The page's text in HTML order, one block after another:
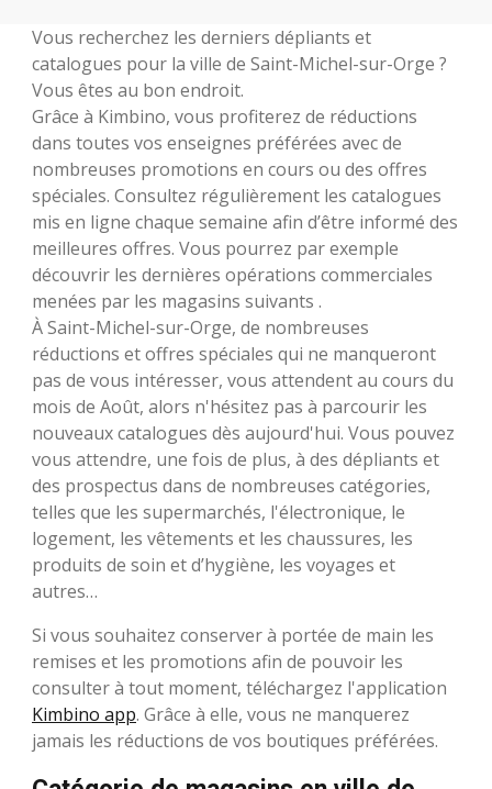
Vous recherchez les derniers dépliants et
catalogues pour la ville de Saint-Michel-sur-Orge ?
Vous êtes au bon endroit.
Grâce à Kimbino, vous profiterez de réductions
dans toutes vos enseignes préférées avec de
nombreuses promotions en cours ou des offres
spéciales. Consultez régulièrement les catalogues
mis en ligne chaque semaine afin d’être informé des
meilleures offres. Vous pourrez par exemple
découvrir les dernières opérations commerciales
menées par les magasins suivants .
À Saint-Michel-sur-Orge, de nombreuses
réductions et offres spéciales qui ne manqueront
pas de vous intéresser, vous attendent au cours du
mois de Août, alors n'hésitez pas à parcourir les
nouveaux catalogues dès aujourd'hui. Vous pouvez
vous attendre, une fois de plus, à des dépliants et
des prospectus dans de nombreuses catégories,
telles que les supermarchés, l'électronique, le
logement, les vêtements et les chaussures, les
produits de soin et d’hygiène, les voyages et
autres…
Si vous souhaitez conserver à portée de main les
remises et les promotions afin de pouvoir les
consulter à tout moment, téléchargez l'application
Kimbino app. Grâce à elle, vous ne manquerez
jamais les réductions de vos boutiques préférées.